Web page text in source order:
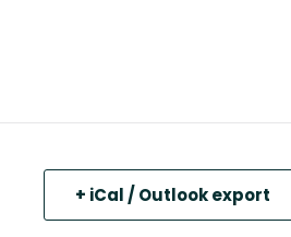
+ iCal / Outlook export